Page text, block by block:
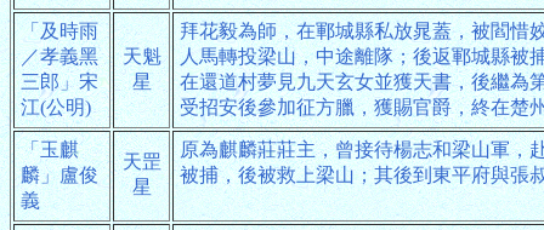
「及時雨
／孝義黑
三郎」宋
江(公明)
天魁
星
拜花毅為師，在鄆城縣私放晁蓋，被閻惜
人馬轉投梁山，中途離隊；後返鄆城縣被
在還道村夢見九天玄女並獲天書，後繼為
受招安後參加征方臘，獲賜官爵，終在楚
「玉麒
麟」盧俊
義
天罡
星
原為麒麟莊莊主，曾接待楊志和梁山軍，
被捕，後被救上梁山；其後到東平府與張